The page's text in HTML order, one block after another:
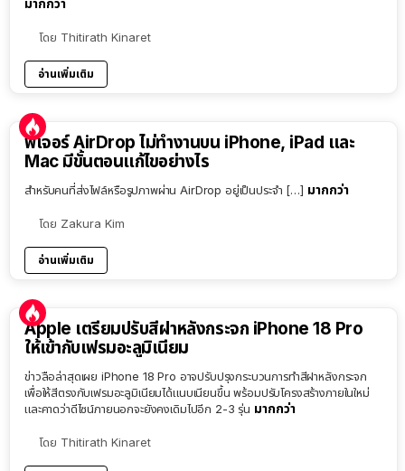
มากกว่า
โดย Thitirath Kinaret
อ่านเพิ่มเติม
ฟีเจอร์ AirDrop ไม่ทำงานบน iPhone, iPad และ
Mac มีขั้นตอนแก้ไขอย่างไร
สำหรับคนที่ส่งไฟล์หรือรูปภาพผ่าน AirDrop อยู่เป็นประจำ […] มากกว่า
โดย Zakura Kim
อ่านเพิ่มเติม
Apple เตรียมปรับสีฝาหลังกระจก iPhone 18 Pro
ให้เข้ากับเฟรมอะลูมิเนียม
ข่าวลือล่าสุดเผย iPhone 18 Pro อาจปรับปรุงกระบวนการทำสีฝาหลังกระจก
เพื่อให้สีตรงกับเฟรมอะลูมิเนียมได้แนบเนียนขึ้น พร้อมปรับโครงสร้างภายในใหม่
และคาดว่าดีไซน์ภายนอกจะยังคงเดิมไปอีก 2-3 รุ่น มากกว่า
โดย Thitirath Kinaret